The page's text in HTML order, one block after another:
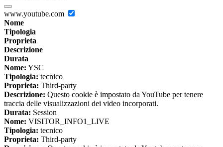
www.youtube.com
Nome
Tipologia
Proprieta
Descrizione
Durata
Nome: YSC
Tipologia: tecnico
Proprieta: Third-party
Descrizione: Questo cookie è impostato da YouTube per tenere
traccia delle visualizzazioni dei video incorporati.
Durata: Session
Nome: VISITOR_INFO1_LIVE
Tipologia: tecnico
Proprieta: Third-party